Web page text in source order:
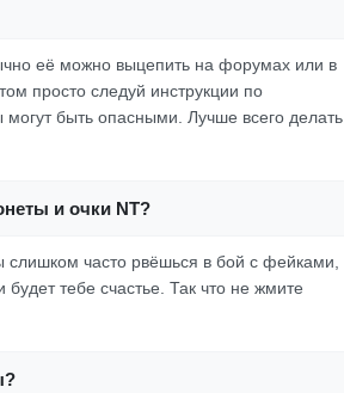
её можно выцепить на форумах или в
просто следуй инструкции по
быть опасными. Лучше всего делать
и очки NT?
слишком часто рвёшься в бой с фейками,
будет тебе счастье. Так что не жмите